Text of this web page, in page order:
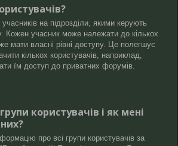
учасників на підрозділи, якими керують
Кожен учасник може належати до кількох
мати власні рівні доступу. Це полегшує
кількох користувачів, наприклад,
їм доступ до приватних форумів.
користувачів і як мені
про всі групи користувачів за